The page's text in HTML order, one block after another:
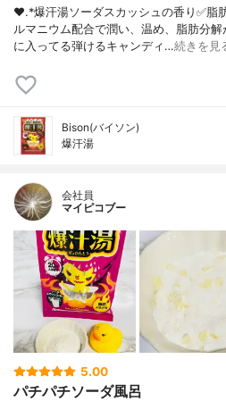
❤︎.*爆汗湯ソーダスカッシュの香り✅脂
ルマニウム配合で潤い、温め、脂肪分
に入ってる弾けるキャンディ…続きを見
Bison(バイソン)
爆汗湯
会社員
マイピコブー
5.00
パチパチソーダ風呂